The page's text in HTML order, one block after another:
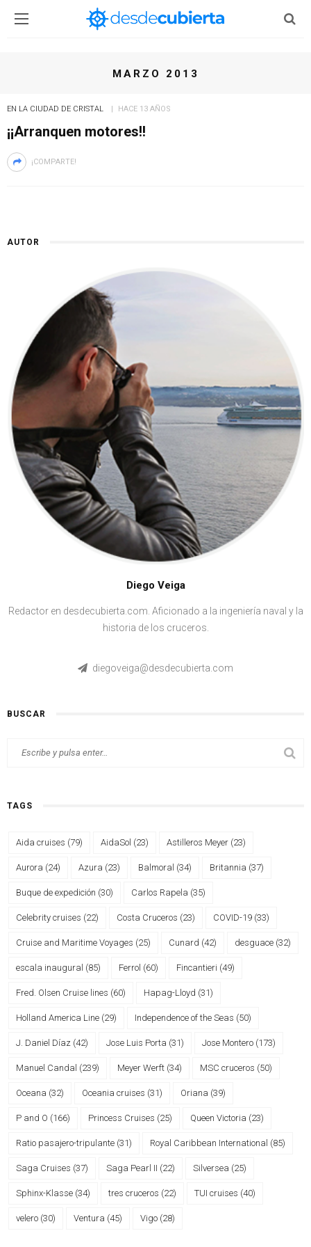
MARZO 2013
EN LA CIUDAD DE CRISTAL HACE 13 AÑOS
¡¡Arranquen motores!!
¡COMPARTE!
AUTOR
Diego Veiga
Redactor en desdecubierta.com. Aficionado a la ingeniería naval y la
historia de los cruceros.
diegoveiga@desdecubierta.com
BUSCAR
TAGS
Aida cruises (79) AidaSol (23) Astilleros Meyer (23)
Aurora (24) Azura (23) Balmoral (34) Britannia (37)
Buque de expedición (30) Carlos Rapela (35)
Celebrity cruises (22) Costa Cruceros (23) COVID-19 (33)
Cruise and Maritime Voyages (25) Cunard (42) desguace (32)
escala inaugural (85) Ferrol (60) Fincantieri (49)
Fred. Olsen Cruise lines (60) Hapag-Lloyd (31)
Holland America Line (29) Independence of the Seas (50)
J. Daniel Díaz (42) Jose Luis Porta (31) Jose Montero (173)
Manuel Candal (239) Meyer Werft (34) MSC cruceros (50)
Oceana (32) Oceania cruises (31) Oriana (39)
P and O (166) Princess Cruises (25) Queen Victoria (23)
Ratio pasajero-tripulante (31) Royal Caribbean International (85)
Saga Cruises (37) Saga Pearl II (22) Silversea (25)
Sphinx-Klasse (34) tres cruceros (22) TUI cruises (40)
velero (30) Ventura (45) Vigo (28)